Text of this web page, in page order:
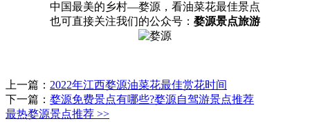
中国最美的乡村—婺源，看油菜花最佳景点
也可直接关注我们的公众号： 婺源景点旅游
上一篇： 2022年江西婺源油菜花最佳赏花时间
下一篇： 婺源免费景点有哪些?婺源自驾游景点推荐
最热婺源景点推荐 >>